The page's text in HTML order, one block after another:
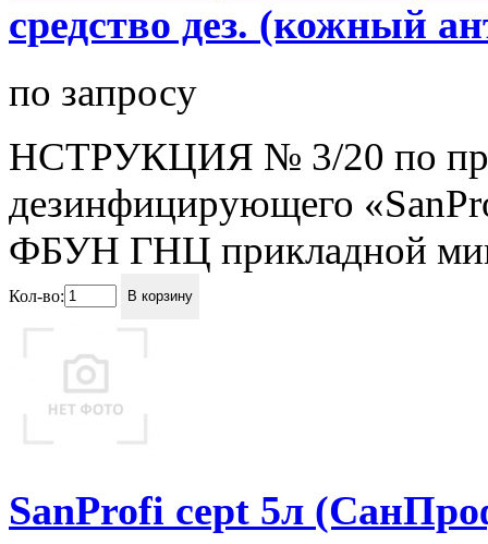
средство дез. (кожный
по запросу
НСТРУКЦИЯ № 3/20 по
дезинфицирующего
ФБУН ГНЦ прикладной
Кол-во: В корзину
SanProfi cept 5л